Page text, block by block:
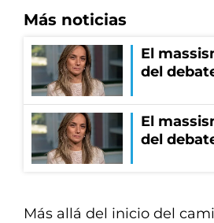
Más noticias
El
del
El
del
Más allá del inicio del